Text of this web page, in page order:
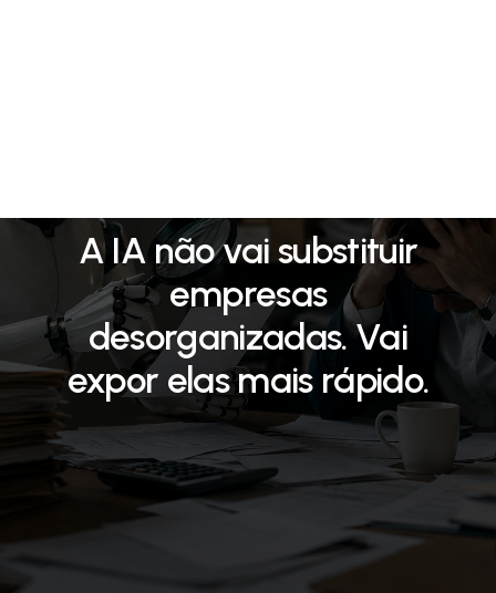
A IA não vai substituir
empresas
desorganizadas. Vai
expor elas mais rápido.